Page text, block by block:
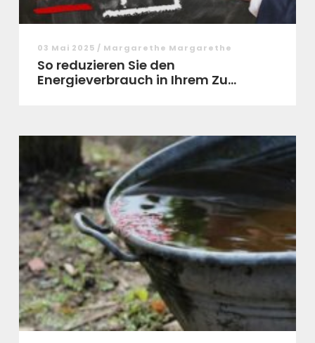
03 Mai 2025 / Margarethe Margarethe
So reduzieren Sie den
Energieverbrauch in Ihrem Zu...